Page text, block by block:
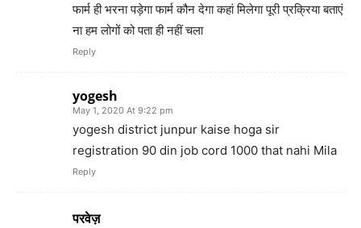
फार्म ही भरना पड़ेगा फार्म कौन देगा कहां मिलेगा पूरी प्रक्रिया बताएं
ना हम लोगों को पता ही नहीं चला
Reply
yogesh
May 1, 2020 At 9:22 pm
yogesh district junpur kaise hoga sir
registration 90 din job cord 1000 that nahi Mila
Reply
परवेज़